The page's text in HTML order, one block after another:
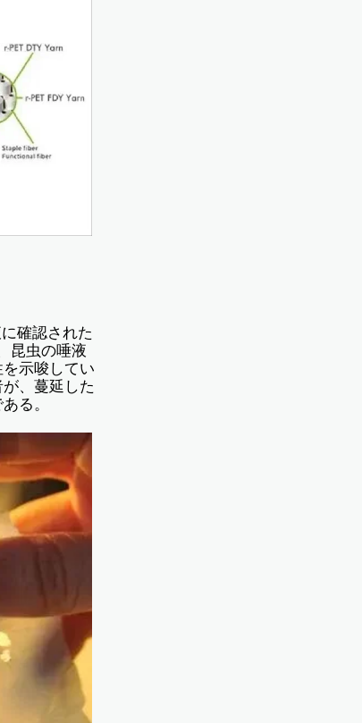
確認された
昆虫の唾液
示唆してい
、蔓延した
る。